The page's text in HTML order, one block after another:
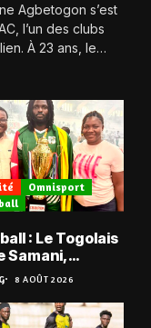
Agbetogon s’est
l’un des clubs
À 23 ans, le
Omnisport
: Le Togolais
Samani,
du Bénin !
8 AOÛT 2026